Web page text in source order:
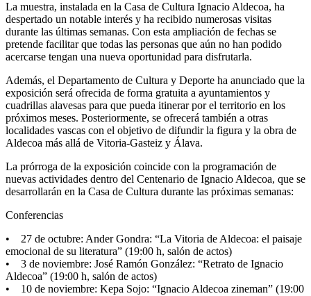
La muestra, instalada en la Casa de Cultura Ignacio Aldecoa, ha
despertado un notable interés y ha recibido numerosas visitas
durante las últimas semanas. Con esta ampliación de fechas se
pretende facilitar que todas las personas que aún no han podido
acercarse tengan una nueva oportunidad para disfrutarla.
Además, el Departamento de Cultura y Deporte ha anunciado que la
exposición será ofrecida de forma gratuita a ayuntamientos y
cuadrillas alavesas para que pueda itinerar por el territorio en los
próximos meses. Posteriormente, se ofrecerá también a otras
localidades vascas con el objetivo de difundir la figura y la obra de
Aldecoa más allá de Vitoria-Gasteiz y Álava.
La prórroga de la exposición coincide con la programación de
nuevas actividades dentro del Centenario de Ignacio Aldecoa, que se
desarrollarán en la Casa de Cultura durante las próximas semanas:
Conferencias
• 27 de octubre: Ander Gondra: “La Vitoria de Aldecoa: el paisaje
emocional de su literatura” (19:00 h, salón de actos)
• 3 de noviembre: José Ramón González: “Retrato de Ignacio
Aldecoa” (19:00 h, salón de actos)
• 10 de noviembre: Kepa Sojo: “Ignacio Aldecoa zineman” (19:00